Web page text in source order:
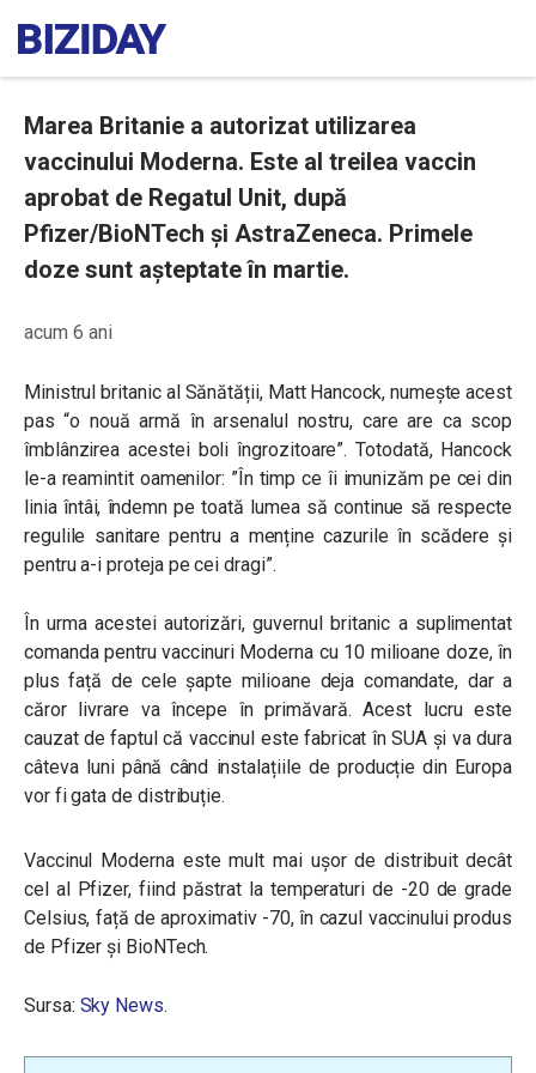
Marea Britanie a autorizat utilizarea
vaccinului Moderna. Este al treilea vaccin
aprobat de Regatul Unit, după
Pfizer/BioNTech și AstraZeneca. Primele
doze sunt așteptate în martie.
acum 6 ani
Ministrul britanic al Sănătății, Matt Hancock, numește acest
pas “o nouă armă în arsenalul nostru, care are ca scop
îmblânzirea acestei boli îngrozitoare”. Totodată, Hancock
le-a reamintit oamenilor: ”În timp ce îi imunizăm pe cei din
linia întâi, îndemn pe toată lumea să continue să respecte
regulile sanitare pentru a menține cazurile în scădere și
pentru a-i proteja pe cei dragi”.
În urma acestei autorizări, guvernul britanic a suplimentat
comanda pentru vaccinuri Moderna cu 10 milioane doze, în
plus față de cele șapte milioane deja comandate, dar a
căror livrare va începe în primăvară. Acest lucru este
cauzat de faptul că vaccinul este fabricat în SUA și va dura
câteva luni până când instalațiile de producție din Europa
vor fi gata de distribuție.
Vaccinul Moderna este mult mai ușor de distribuit decât
cel al Pfizer, fiind păstrat la temperaturi de -20 de grade
Celsius, față de aproximativ -70, în cazul vaccinului produs
de Pfizer și BioNTech.
Sursa: Sky News.